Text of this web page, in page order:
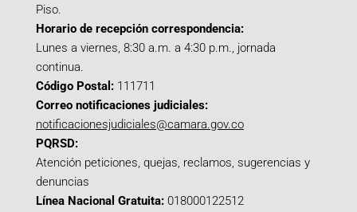
Piso.
Horario de recepción correspondencia:
Lunes a viernes, 8:30 a.m. a 4:30 p.m., jornada
continua.
Código Postal: 111711
Correo notificaciones judiciales:
notificacionesjudiciales@camara.gov.co
PQRSD:
Atención peticiones, quejas, reclamos, sugerencias y
denuncias
Línea Nacional Gratuita: 018000122512